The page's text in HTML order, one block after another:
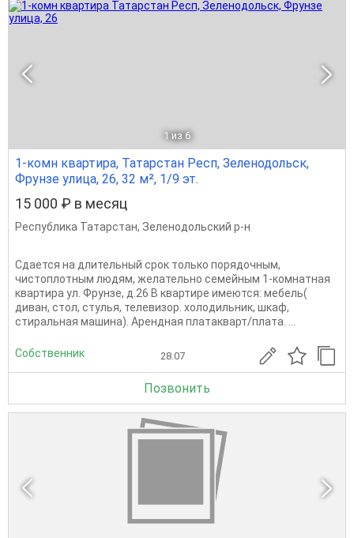
1 из 6
1-комн квартира, Татарстан Респ, Зеленодольск,
Фрунзе улица, 26, 32 м², 1/9 эт.
15 000 ₽ в месяц
Республика Татарстан, Зеленодольский р-н
Сдается на длительный срок только порядочным,
чистоплотным людям, желательно семейным 1-комнатная
квартира ул. Фрунзе, д.26 В квартире имеются: мебель(
диван, стол, стулья, телевизор. холодильник, шкаф,
стиральная машина). Арендная платакварт/плата. ...
Собственник 28.07
Позвонить